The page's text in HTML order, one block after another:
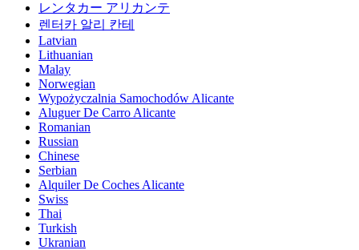
レンタカー アリカンテ
렌터카 알리 칸테
Latvian
Lithuanian
Malay
Norwegian
Wypożyczalnia Samochodów Alicante
Aluguer De Carro Alicante
Romanian
Russian
Chinese
Serbian
Alquiler De Coches Alicante
Swiss
Thai
Turkish
Ukranian